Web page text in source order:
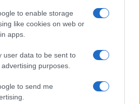
to enable storage
like cookies on web or
apps.
user data to be sent to
purposes.
to send me
Δημοσίευσε φωτογραφία με
της